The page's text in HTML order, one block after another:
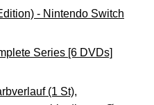
- Nintendo Switch
Series [6 DVDs]
(1 St),